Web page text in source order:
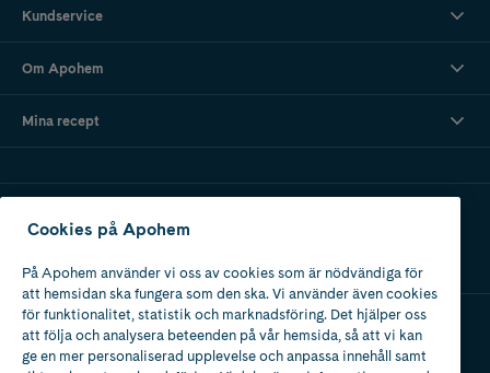
Kundservice
Om Apohem
Mina recept
Apotek med tillstånd
av Läkemedelsverket
Cookies på Apohem
På Apohem använder vi oss av cookies som är nödvändiga för
att hemsidan ska fungera som den ska. Vi använder även cookies
för funktionalitet, statistik och marknadsföring. Det hjälper oss
att följa och analysera beteenden på vår hemsida, så att vi kan
ge en mer personaliserad upplevelse och anpassa innehåll samt